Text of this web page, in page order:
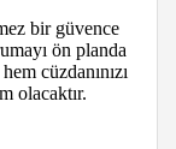
bir güvence
ön planda
cüzdanınızı
olacaktır.